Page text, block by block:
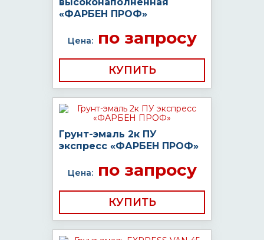
«ФАРБЕН ПРОФ»
Цена:по запросу
КУПИТЬ
Грунт-эмаль 2к ПУ
экспресс «ФАРБЕН ПРОФ»
Цена:по запросу
КУПИТЬ